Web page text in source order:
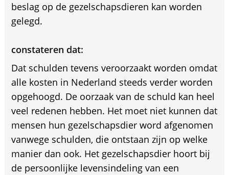
beslag op de gezelschapsdieren kan worden
gelegd.
constateren dat:
Dat schulden tevens veroorzaakt worden omdat
alle kosten in Nederland steeds verder worden
opgehoogd. De oorzaak van de schuld kan heel
veel redenen hebben. Het moet niet kunnen dat
mensen hun gezelschapsdier word afgenomen
vanwege schulden, die ontstaan zijn op welke
manier dan ook. Het gezelschapsdier hoort bij
de persoonlijke levensindeling van een